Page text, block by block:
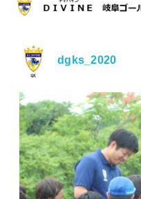
dgks_2020